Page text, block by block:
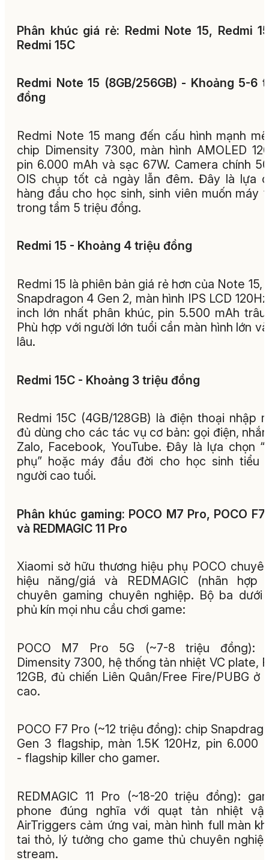
Phân khúc giá rẻ: Redmi Note 15, Redmi
Redmi 15C
Redmi Note 15 (8GB/256GB) - Khoảng 5-6
đồng
Redmi Note 15 mang đến cấu hình mạnh
chip Dimensity 7300, màn hình AMOLED
pin 6.000 mAh và sạc 67W. Camera chính
OIS chụp tốt cả ngày lẫn đêm. Đây là lựa
hàng đầu cho học sinh, sinh viên muốn máy
trong tầm 5 triệu đồng.
Redmi 15 - Khoảng 4 triệu đồng
Redmi 15 là phiên bản giá rẻ hơn của Note 15,
Snapdragon 4 Gen 2, màn hình IPS LCD
inch lớn nhất phân khúc, pin 5.500 mAh
Phù hợp với người lớn tuổi cần màn hình lớn
lâu.
Redmi 15C - Khoảng 3 triệu đồng
Redmi 15C (4GB/128GB) là điện thoại nhập
đủ dùng cho các tác vụ cơ bản: gọi điện,
Zalo, Facebook, YouTube. Đây là lựa chọn
phụ” hoặc máy đầu đời cho học sinh tiểu
người cao tuổi.
Phân khúc gaming: POCO M7 Pro, POCO F7
và REDMAGIC 11 Pro
Xiaomi sở hữu thương hiệu phụ POCO
hiệu năng/giá và REDMAGIC (nhãn hợp
chuyên gaming chuyên nghiệp. Bộ ba dưới
phủ kín mọi nhu cầu chơi game:
POCO M7 Pro 5G (~7-8 triệu đồng):
Dimensity 7300, hệ thống tản nhiệt VC plate,
12GB, đủ chiến Liên Quân/Free Fire/PUBG ở
cao.
POCO F7 Pro (~12 triệu đồng): chip
Gen 3 flagship, màn 1.5K 120Hz, pin 6.000
- flagship killer cho gamer.
REDMAGIC 11 Pro (~18-20 triệu đồng):
phone đúng nghĩa với quạt tản nhiệt
AirTriggers cảm ứng vai, màn hình full màn
tai thỏ, lý tưởng cho game thủ chuyên
stream.